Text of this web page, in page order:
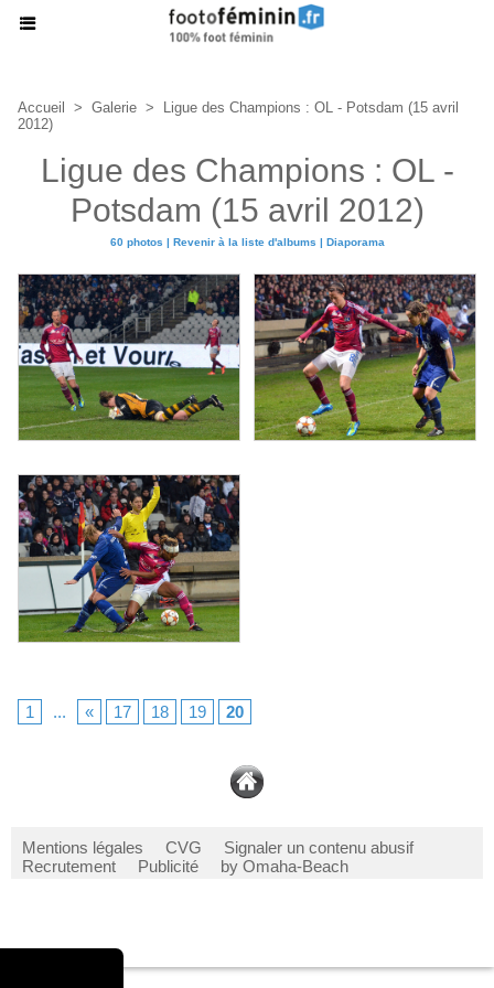
Accueil > Galerie >
Ligue des Champions : OL - Potsdam (15 avril
2012)
Ligue des Champions : OL -
Potsdam (15 avril 2012)
60 photos | Revenir à la liste d'albums | Diaporama
1 ... « 17 18 19 20
Mentions légales CVG
Signaler un contenu abusif
Recrutement
Publicité by Omaha-Beach